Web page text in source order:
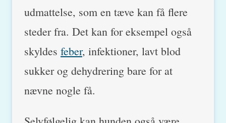
udmattelse, som en tæve kan få flere
steder fra. Det kan for eksempel også
skyldes feber, infektioner, lavt blod
sukker og dehydrering bare for at
nævne nogle få.